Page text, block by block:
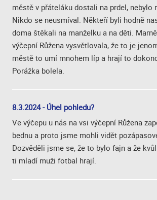
městě v přáteláku dostali na prdel, nebylo
Nikdo se neusmíval. Někteří byli hodně
doma štěkali na manželku a na děti.
výčepní Růžena vysvětlovala, že to je
městě to umí mnohem líp a hrají to
Porážka bolela.
8.3.2024 - Úhel pohledu?
Ve výčepu u nás na vsi výčepní Růžena
bednu a proto jsme mohli vidět
Dozvěděli jsme se, že to bylo fajn a že
ti mladí muži fotbal hrají.